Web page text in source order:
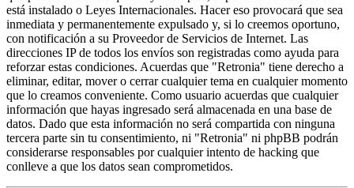
está instalado o Leyes Internacionales. Hacer eso provocará que sea
inmediata y permanentemente expulsado y, si lo creemos oportuno,
con notificación a su Proveedor de Servicios de Internet. Las
direcciones IP de todos los envíos son registradas como ayuda para
reforzar estas condiciones. Acuerdas que "Retronia" tiene derecho a
eliminar, editar, mover o cerrar cualquier tema en cualquier momento
que lo creamos conveniente. Como usuario acuerdas que cualquier
información que hayas ingresado será almacenada en una base de
datos. Dado que esta información no será compartida con ninguna
tercera parte sin tu consentimiento, ni "Retronia" ni phpBB podrán
considerarse responsables por cualquier intento de hacking que
conlleve a que los datos sean comprometidos.